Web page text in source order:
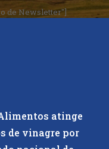
de Newsletter"]
atinge
de vinagre por